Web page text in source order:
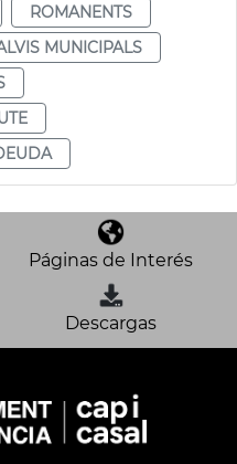
ROMANENTS
MUNICIPALS
Páginas de Interés
Descargas